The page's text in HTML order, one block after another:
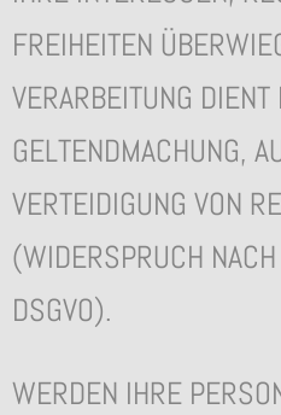
FREIHEITEN
VERARBEITUNG DIENT
GELTENDMACHUNG,
VERTEIDIGUNG VON
(WIDERSPRUCH
DSGVO).
WERDEN IHRE